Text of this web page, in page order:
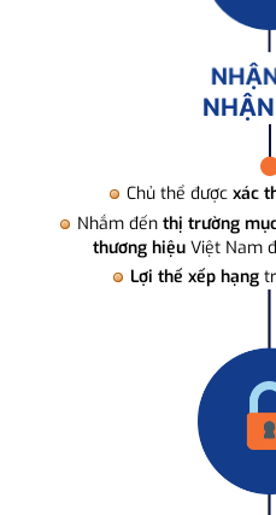
Chủ thể được xác
Nhắm đến thị trường
thương hiệuViệt Nam
Lợi thế xếp hạng